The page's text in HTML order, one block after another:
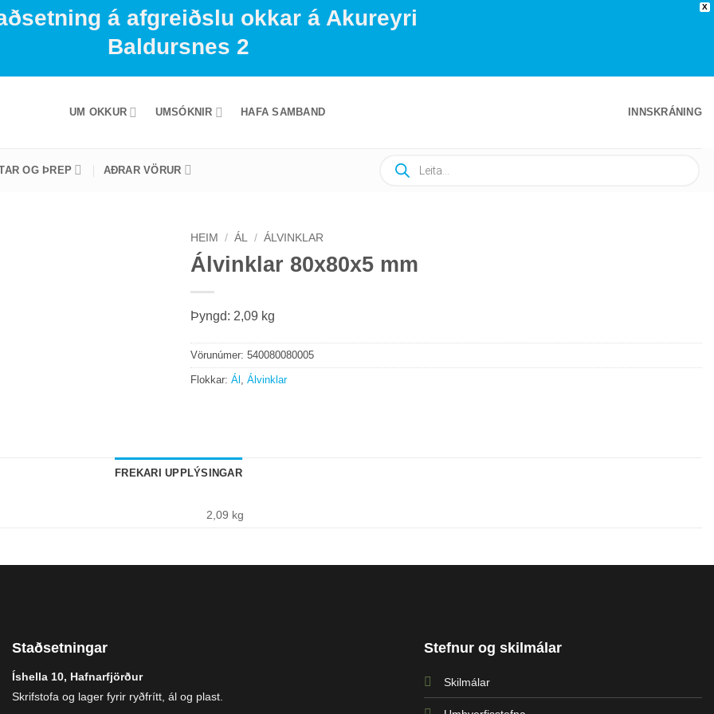
X
á afgreiðslu okkar á Akureyri
Baldursnes 2
UM OKKUR UMSÓKNIR HAFA SAMBAND INNSKRÁNING
OG ÞREP AÐRAR VÖRUR
search
HEIM / ÁL / ÁLVINKLAR
Álvinklar 80x80x5 mm
Þyngd: 2,09 kg
Vörunúmer: 540080080005
Flokkar: Ál Álvinklar
FREKARI UPPLÝSINGAR
2,09 kg
Staðsetningar
Íshella 10, Hafnarfjörður
Skrifstofa og lager fyrir ryðfrítt, ál og plast.
Stefnur og skilmálar
Skilmálar